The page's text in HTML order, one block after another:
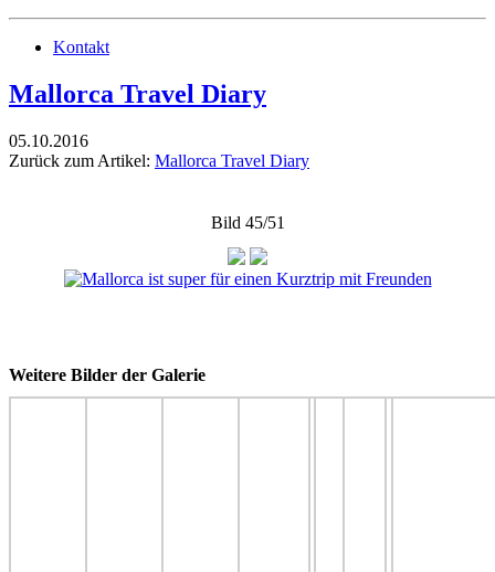
Kontakt
Mallorca Travel Diary
05.10.2016
Zurück zum Artikel: Mallorca Travel Diary
Bild 45/51
Weitere Bilder der Galerie